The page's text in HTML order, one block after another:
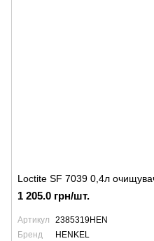
Loctite SF 7039 0,4л
1 205.0 грн/шт.
Артикул
2385319HEN
Бренд
HENKEL